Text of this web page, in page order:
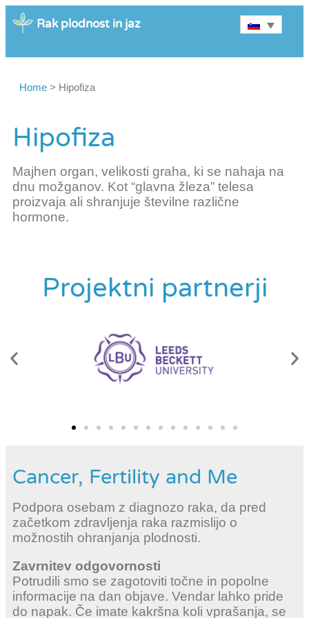
Rak plodnost in jaz
Home > Hipofiza
Hipofiza
Majhen organ, velikosti graha, ki se nahaja na
dnu možganov. Kot “glavna žleza” telesa
proizvaja ali shranjuje številne različne
hormone.
Projektni partnerji
Cancer, Fertility and Me
Podpora osebam z diagnozo raka, da pred
začetkom zdravljenja raka razmislijo o
možnostih ohranjanja plodnosti.
Zavrnitev odgovornosti
Potrudili smo se zagotoviti točne in popolne
informacije na dan objave. Vendar lahko pride
do napak. Če imate kakršna koli vprašanja, se